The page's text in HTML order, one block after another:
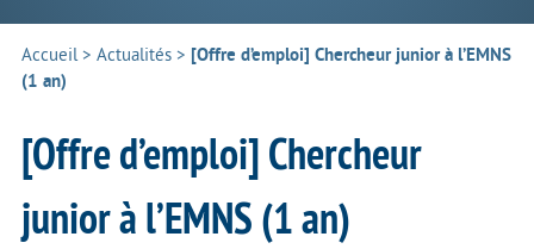
Accueil> Actualités > [Offre d’emploi] Chercheur junior à l’EMNS
(1 an)
[Offre d’emploi] Chercheur
junior à l’EMNS (1 an)